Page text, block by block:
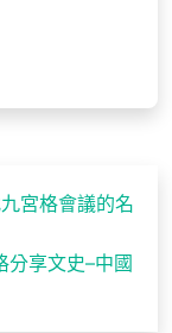
宮格會議的名
分享文史–中國